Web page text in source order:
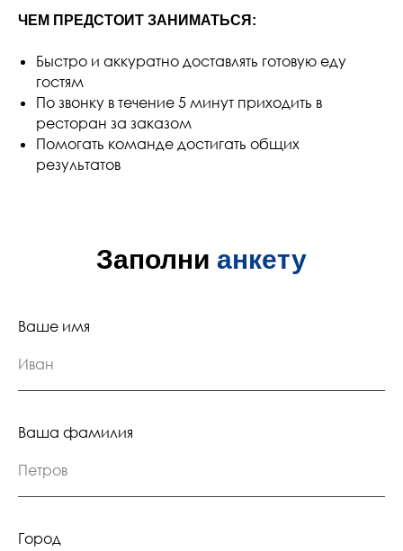
ЧЕМ ПРЕДСТОИТ ЗАНИМАТЬСЯ:
Быстро и аккуратно доставлять готовую еду
гостям
По звонку в течение 5 минут приходить в
ресторан за заказом
Помогать команде достигать общих
результатов
Заполни анкету
Ваше имя
Иван
Ваша фамилия
Петров
Город